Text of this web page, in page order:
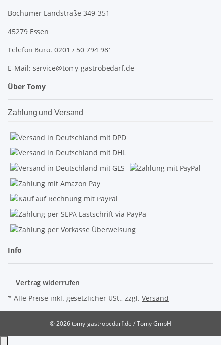
Bochumer Landstraße 349-351
45279 Essen
Telefon Büro: 0201 / 50 794 981
E-Mail: service@tomy-gastrobedarf.de
Über Tomy
Zahlung und Versand
Info
Vertrag widerrufen
* Alle Preise inkl. gesetzlicher USt., zzgl. Versand
© 2026 tomy-gastrobedarf.de / Tomy GmbH